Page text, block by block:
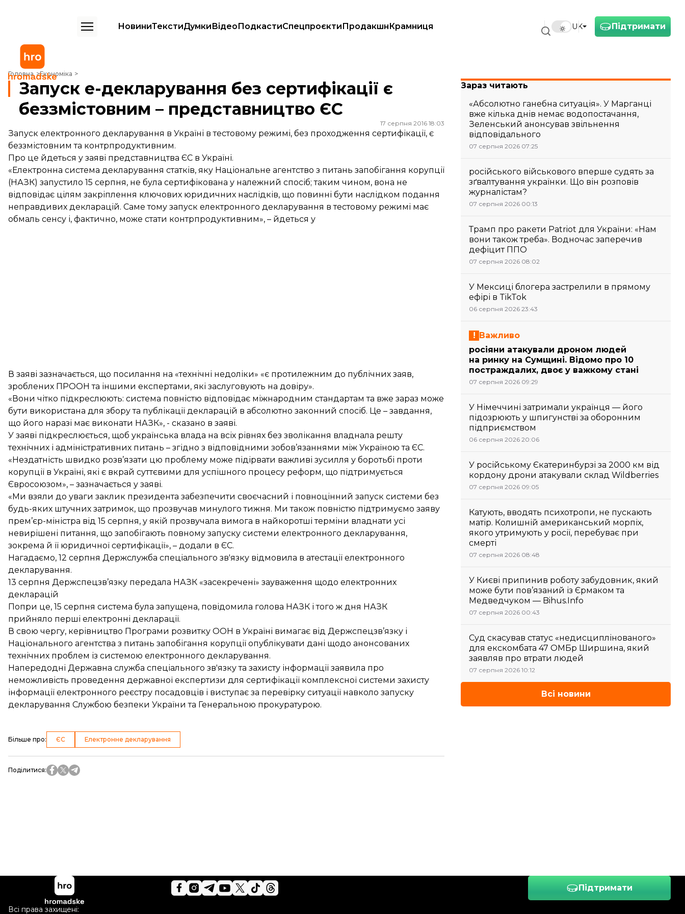
Підтримати
UK
НовиниТекстиДумкиВідеоПодкастиСпецпроєктиПродакшнКрамниця
Головна Економіка
Запуск е-декларування без сертифікації є беззмістовним – представництво ЄС
Запуск е-декларування без сертифікації є
беззмістовним – представництво ЄС
17 серпня 2016 18:03
Запуск електронного декларування в Україні в тестовому режимі, без проходження сертифікації, є
беззмістовним та контрпродуктивним.
Про це йдеться у заяві представництва ЄС в Україні.
«Електронна система декларування статків, яку Національне агентство з питань запобігання корупції
(НАЗК) запустило 15 серпня, не була сертифікована у належний спосіб; таким чином, вона не
відповідає цілям закріплення ключових юридичних наслідків, що повинні бути наслідком подання
неправдивих декларацій. Саме тому запуск електронного декларування в тестовому режимі має
обмаль сенсу і, фактично, може стати контрпродуктивним», – йдеться у
В заяві зазначається, що посилання на «технічні недоліки» «є протилежним до публічних заяв,
зроблених ПРООН та іншими експертами, які заслуговують на довіру».
«Вони чітко підкреслюють: система повністю відповідає міжнародним стандартам та вже зараз може
бути використана для збору та публікації декларацій в абсолютно законний спосіб. Це – завдання,
що його наразі має виконати НАЗК», - сказано в заяві.
У заяві підкреслюється, щоб українська влада на всіх рівнях без зволікання владнала решту
технічних і адміністративних питань – згідно з відповідними зобов’язаннями між Україною та ЄС.
«Нездатність швидко розв’язати цю проблему може підірвати важливі зусилля у боротьбі проти
корупції в Україні, які є вкрай суттєвими для успішного процесу реформ, що підтримується
Євросоюзом», – зазначається у заяві.
«Ми взяли до уваги заклик президента забезпечити своєчасний і повноцінний запуск системи без
будь-яких штучних затримок, що прозвучав минулого тижня. Ми також повністю підтримуємо заяву
прем’єр-міністра від 15 серпня, у якій прозвучала вимога в найкоротші терміни владнати усі
невирішені питання, що запобігають повному запуску системи електронного декларування,
зокрема й її юридичної сертифікації», – додали в ЄС.
Нагадаємо, 12 серпня Держслужба спеціального зв'язку відмовила в атестації електронного
декларування.
13 серпня Держспецзв’язку передала НАЗК «засекречені» зауваження щодо електронних
декларацій
Попри це, 15 серпня система була запущена, повідомила голова НАЗК і того ж дня НАЗК
прийняло перші електронні декларації.
В свою чергу, керівництво Програми розвитку ООН в Україні вимагає від Держспецзв’язку і
Національного агентства з питань запобігання корупції опублікувати дані щодо анонсованих
технічних проблем із системою електронного декларування.
Напередодні Державна служба спеціального зв'язку та захисту інформації заявила про
неможливість проведення державної експертизи для сертифікації комплексної системи захисту
інформації електронного реєстру посадовців і виступає за перевірку ситуації навколо запуску
декларування Службою безпеки України та Генеральною прокуратурою.
Більше про: ЄС Електронне декларування
Поділитися:
Зараз читають
«Абсолютно ганебна ситуація». У Марганці
вже кілька днів немає водопостачання,
Зеленський анонсував звільнення
відповідального
07 серпня 2026 07:25
російського військового вперше судять за
зґвалтування українки. Що він розповів
журналістам?
07 серпня 2026 00:13
Трамп про ракети Patriot для України: «Нам
вони також треба». Водночас заперечив
дефіцит ППО
07 серпня 2026 08:02
У Мексиці блогера застрелили в прямому
ефірі в TikTok
06 серпня 2026 23:43
Важливо
росіяни атакували дроном людей
на ринку на Сумщині. Відомо про 10
постраждалих, двоє у важкому стані
07 серпня 2026 09:29
У Німеччині затримали українця — його
підозрюють у шпигунстві за оборонним
підприємством
06 серпня 2026 20:06
У російському Єкатеринбурзі за 2000 км від
кордону дрони атакували склад Wildberries
07 серпня 2026 09:05
Катують, вводять психотропи, не пускають
матір. Колишній американський морпіх,
якого утримують у росії, перебуває при
смерті
07 серпня 2026 08:48
У Києві припинив роботу забудовник, який
може бути пов’язаний із Єрмаком та
Медведчуком — Bihus.Info
07 серпня 2026 00:43
Суд скасував статус «недисциплінованого»
для екскомбата 47 ОМБр Ширшина, який
заявляв про втрати людей
07 серпня 2026 10:12
Всі новини
Підтримати
Всі права захищені: